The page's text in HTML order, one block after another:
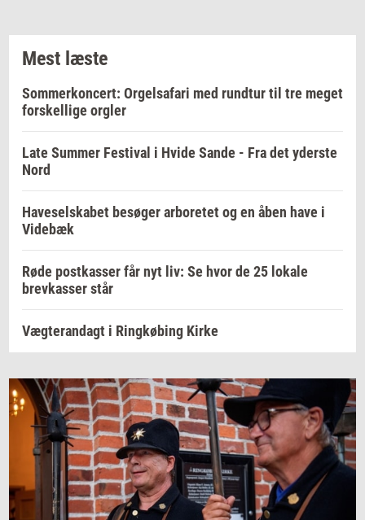
Mest læste
Sommerkoncert: Orgelsafari med rundtur til tre meget
forskellige orgler
Late Summer Festival i Hvide Sande - Fra det yderste
Nord
Haveselskabet besøger arboretet og en åben have i
Videbæk
Røde postkasser får nyt liv: Se hvor de 25 lokale
brevkasser står
Vægterandagt i Ringkøbing Kirke